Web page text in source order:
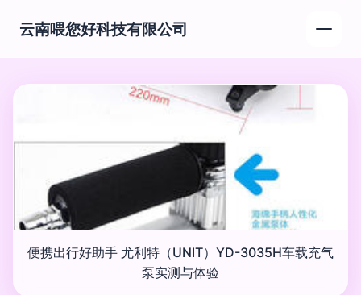
云南喂您好科技有限公司
便携出行好助手 尤利特（UNIT）YD-3035H车载充气
泵实测与体验